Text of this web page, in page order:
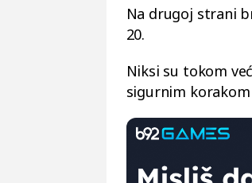
Na drugoj strani
20.
Niksi su tokom
sigurnim